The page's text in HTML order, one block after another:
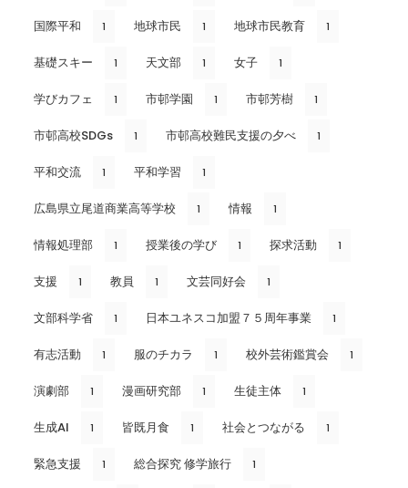
国際平和 1 地球市民 1 地球市民教育 1
基礎スキー 1 天文部 1 女子 1
学びカフェ 1 市邨学園 1 市邨芳樹 1
市邨高校SDGs 1 市邨高校難民支援の夕べ 1
平和交流 1 平和学習 1
広島県立尾道商業高等学校 1 情報 1
情報処理部 1 授業後の学び 1 探求活動 1
支援 1 教員 1 文芸同好会 1
文部科学省 1 日本ユネスコ加盟７５周年事業 1
有志活動 1 服のチカラ 1 校外芸術鑑賞会 1
演劇部 1 漫画研究部 1 生徒主体 1
生成AI 1 皆既月食 1 社会とつながる 1
緊急支援 1 総合探究 修学旅行 1